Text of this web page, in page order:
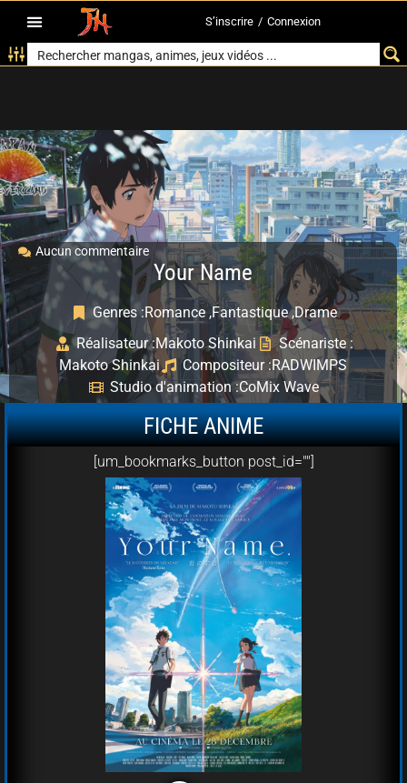
S’inscrire / Connexion
Aucun commentaire
Your Name
Genres :Romance ,Fantastique ,Drame
Réalisateur :Makoto Shinkai
Scénariste :
Makoto Shinkai
Compositeur :RADWIMPS
Studio d'animation :CoMix Wave
FICHE ANIME
[um_bookmarks_button post_id=""]